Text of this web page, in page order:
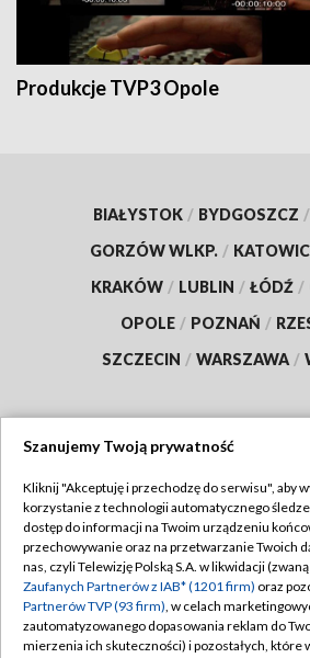
Produkcje TVP3 Opole
BIAŁYSTOK / BYDGOSZCZ /
GORZÓW WLKP. /
KRAKÓW / LUBLIN / ŁÓDŹ /
OPOLE / POZNAŃ /
SZCZECIN / WARSZAWA /
TVP
Abonament TVP
Emisja w TVP
Centrum informacji TVP
Naziemna Telewizja Cyfrowa
Regulamin TVP
Polityka
Moje zgody
Szanujemy Twoją prywatność
Kliknij "Akceptuję i przechodzę do serwisu", aby
korzystanie z technologii automatycznego
dostęp do informacji na Twoim urządzeniu
przechowywanie oraz na przetwarzanie Twoich
nas, czyli Telewizję Polską S.A. w likwidacji
Zaufanych Partnerów z IAB* (1201 firm) oraz
Partnerów TVP (93 firm), w celach
zautomatyzowanego dopasowania reklam do
mierzenia ich skuteczności) i pozostałych, które